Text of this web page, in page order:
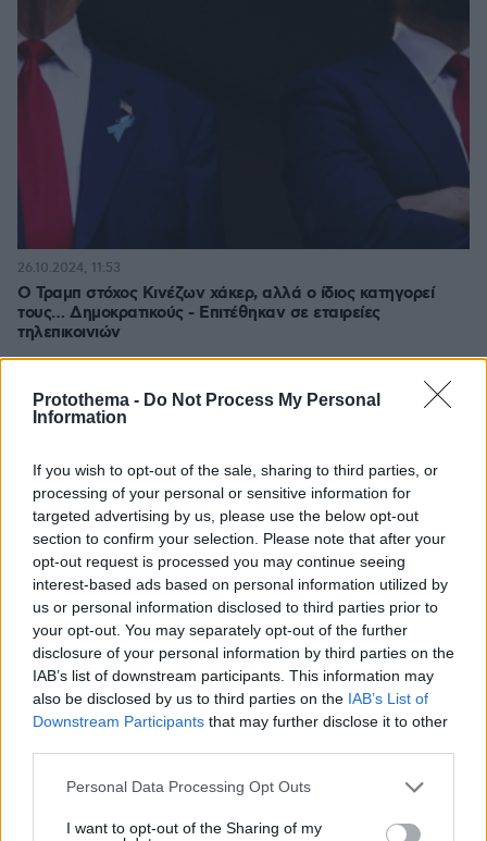
Protothema - Do Not Process My Personal
Information
If you wish to opt-out of the sale, sharing to third parties, or
processing of your personal or sensitive information for
targeted advertising by us, please use the below opt-out
section to confirm your selection. Please note that after your
opt-out request is processed you may continue seeing
interest-based ads based on personal information utilized by
us or personal information disclosed to third parties prior to
your opt-out. You may separately opt-out of the further
disclosure of your personal information by third parties on the
IAB’s list of downstream participants. This information may
also be disclosed by us to third parties on the IAB’s List of
Downstream Participants that may further disclose it to other
Please note that this website/app uses one or more Google
not limited to your visit or usage behaviour. You may click to
Personal Data Processing Opt Outs
I want to opt-out of the Sharing of my
Ο Τραμπ στόχος Κινέζων χάκερ, αλλά ο ίδιος κατηγορεί
τους… Δημοκρατικούς - Επιτέθηκαν σε εταιρείες
τηλεπικοινιών
26.10.2024, 11:53